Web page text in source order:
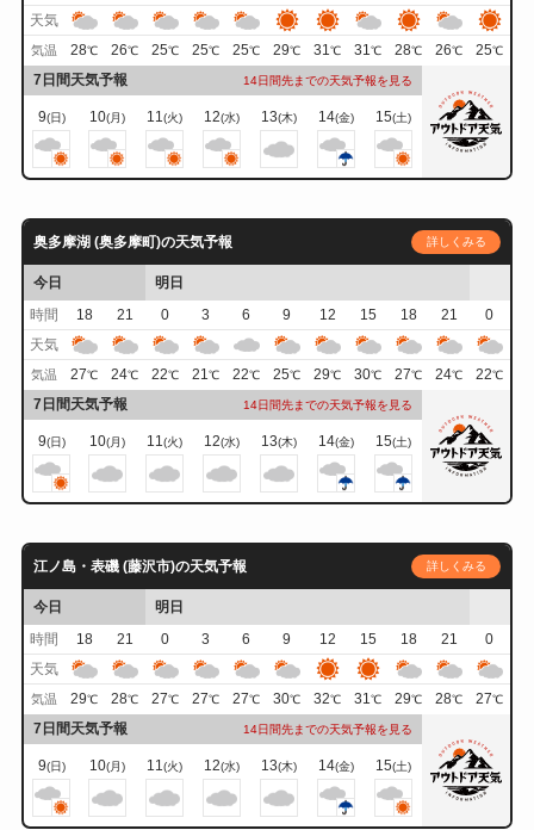
天気
気温 28℃ 26℃ 25℃ 25℃ 25℃ 29℃ 31℃ 31℃ 28℃ 26℃ 25℃
7日間天気予報 14日間先までの天気予報を見る
9(日) 10(月) 11 (火) 12(水) 13(木) 14(金) 15(土)
奥多摩湖 (奥多摩町)の天気予報 詳しくみる
今日
明日
時間
18 21 0 3 6 9 12 15 18 21
0
天気
気温 27℃ 24℃ 22℃ 21℃ 22℃ 25℃ 29℃ 30℃ 27℃ 24℃ 22℃
7日間天気予報 14日間先までの天気予報を見る
9(日) 10(月) 11(火) 12(水) 13(木) 14(金) 15(土)
江ノ島・表磯 (藤沢市)の天気予報 詳しくみる
今日
明日
時間
18 21 0 3 6 9 12 15 18 21
0
天気
気温 29℃ 28℃ 27℃ 27℃ 27℃ 30℃ 32℃ 31℃ 29℃ 28℃ 27℃
7日間天気予報 14日間先までの天気予報を見る
9(日) 10(月) 11(火) 12(水) 13(木) 14(金) 15(土)